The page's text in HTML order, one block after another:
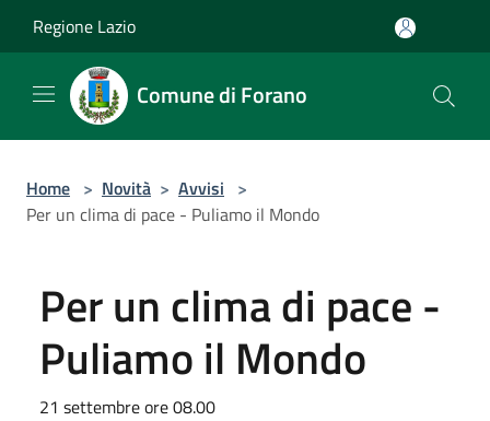
Regione Lazio
Comune di Forano
Home > Novità > Avvisi >
Per un clima di pace - Puliamo il Mondo
Per un clima di pace -
Puliamo il Mondo
21 settembre ore 08.00